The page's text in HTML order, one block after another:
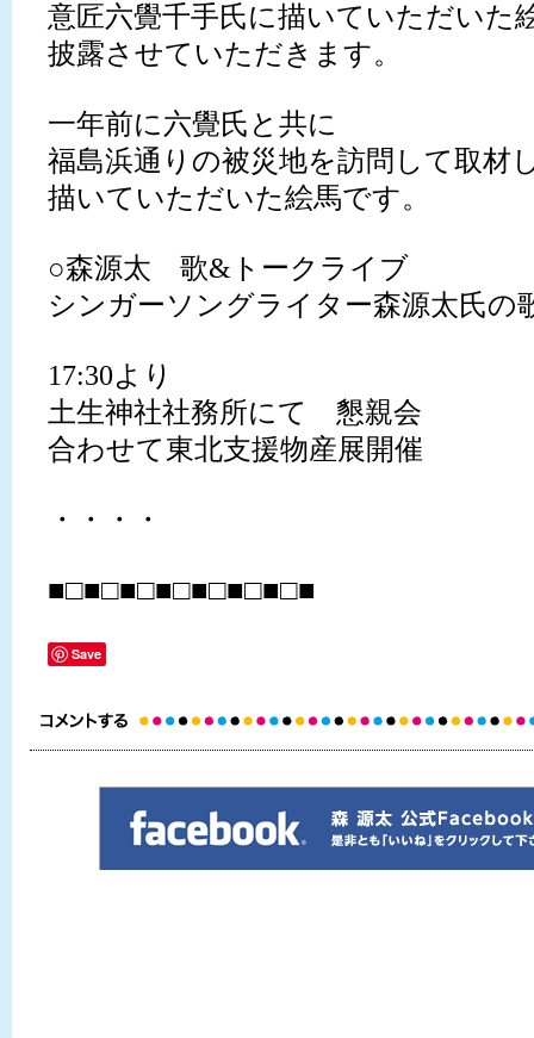
意匠六覺千手氏に描いていただいた
披露させていただきます。
一年前に六覺氏と共に
福島浜通りの被災地を訪問して取材
描いていただいた絵馬です。
○森源太 歌&トークライブ
シンガーソングライター森源太氏の
17:30より
土生神社社務所にて 懇親会
合わせて東北支援物産展開催
・・・・
■□■□■□■□■□■□■□■
Save